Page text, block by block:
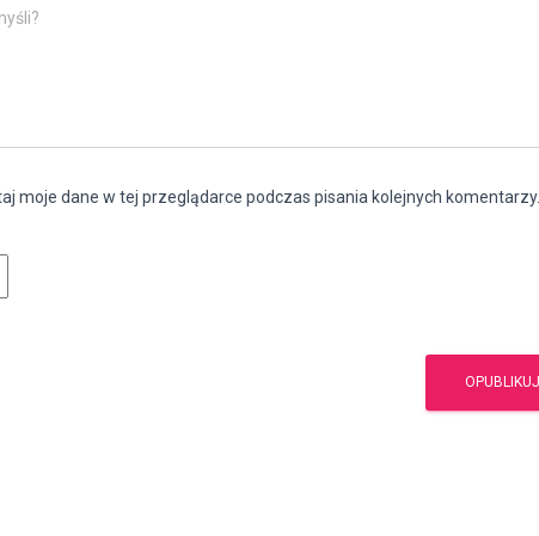
moje dane w tej przeglądarce podczas pisania kolejnych komentarzy.